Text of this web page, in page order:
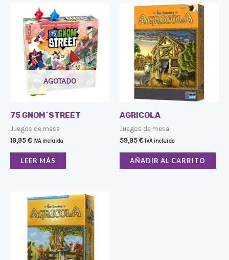
AGOTADO
75 GNOM´STREET
Juegos de mesa
19,95€ IVA incluido
LEER MÁS
AGRICOLA
Juegos de mesa
59,95€ IVA incluido
AÑADIR AL CARRITO